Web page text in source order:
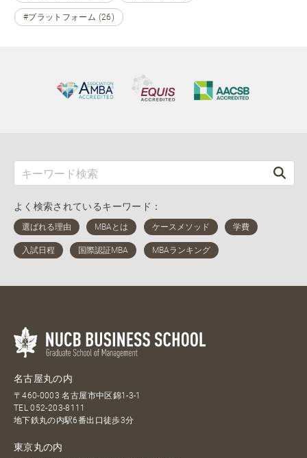
#プラットフォーム (26)
よく検索されているキーワード：
名古屋丸の内
〒460-0003 名古屋市中区錦1-3-1
TEL052-203-8111
地下鉄丸の内駅6番出口徒歩3分
東京丸の内